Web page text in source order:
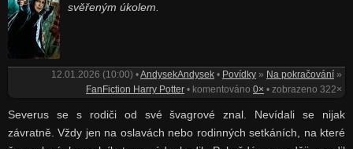
svěřeným úkolem.
12.01.2026 (10:00) •AndysekAndysek • Povídky » Na pokračování »
FanFiction Harry Potter • komentováno0× • zobrazeno 322×
Severus se s rodiči od své švagrové znal. Nevídali se nijak
závratně. Vždy jen na oslavách nebo rodinných setkáních, na které